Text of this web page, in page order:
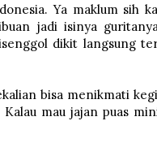
Ya maklum sih
jadi isinya
dikit langsung
bisa menikmati
mau jajan puas